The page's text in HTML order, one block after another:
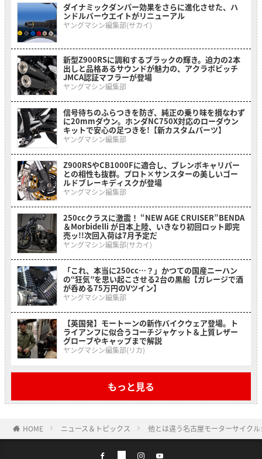
ダイナミックダンパー効果をさらに進化させた、ハ
ンドルバーウエイトがリニューアル
ヤングマシン編集部(サカイ)
新型Z900RSに調和するブラックの輝き。迫力の2本
出しと品格あるサウンドが魅力の、アクラポビッチ
JMCA認証マフラーが登場
ヤングマシン編集部
信号待ちのふらつきを防ぎ、純正の乗り味を損なわず
に20mmダウン。ホンダNC750X対応のローダウン
キットで安心の足つきを!【新カスタムパーツ】
ヤングマシン編集部
Z900RSやCB1000Fに適合し、ブレンボキャリパー
との相性も抜群。プロト×サンスターの美しいゴー
ルドブレーキディスクが登場
ヤングマシン編集部
250ccクラスに激震！ “NEW AGE CRUISER”BENDA
＆Morbidelli が日本上陸、いきなり初回ロット即完
売ッ!!次回入荷は7月予定だ
ヤングマシン編集部(サカイ)
「これ、本当に250cc…？」かつての国産ニーハン
の“狂気”を思い起こさせる2台の黒船【ガレージで酒
が呑める75万円のVツイン】
ヤングマシン編集部
【英国発】モートーンの新作バイクウェア登場。ト
ライアンフに似合うコーチジャケット＆上質レザー
グローブやキャップまで解説
ヤングマシン編集部(リカ)
もっと見る
HOME ニュース＆トピックス 他とは違う名古屋モーターサイク